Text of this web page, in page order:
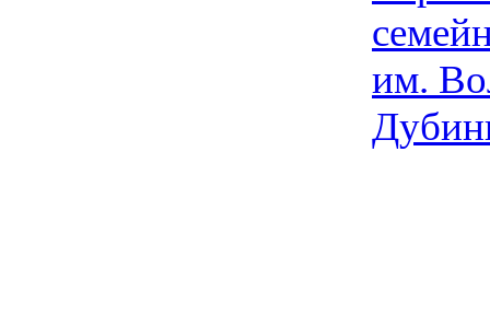
им.